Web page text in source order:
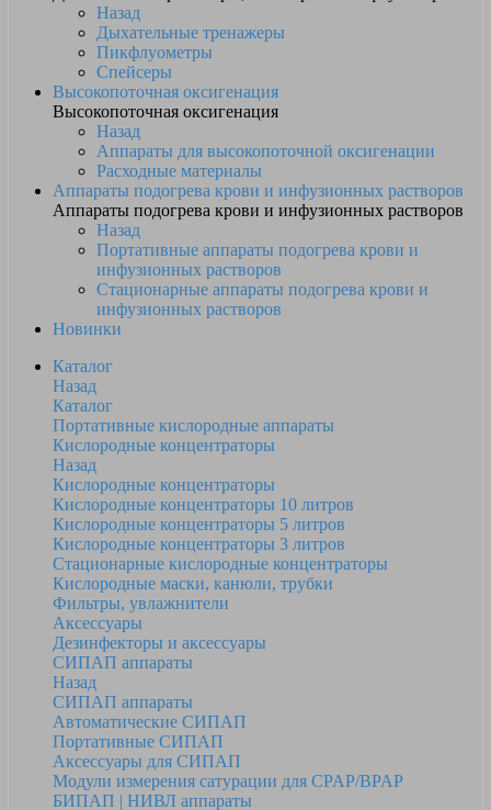
Назад
Дыхательные тренажеры
Пикфлуометры
Спейсеры
Высокопоточная оксигенация
Высокопоточная оксигенация
Назад
Аппараты для высокопоточной оксигенации
Расходные материалы
Аппараты подогрева крови и инфузионных растворов
Аппараты подогрева крови и инфузионных растворов
Назад
Портативные аппараты подогрева крови и
инфузионных растворов
Стационарные аппараты подогрева крови и
инфузионных растворов
Новинки
Каталог
Назад
Каталог
Портативные кислородные аппараты
Кислородные концентраторы
Назад
Кислородные концентраторы
Кислородные концентраторы 10 литров
Кислородные концентраторы 5 литров
Кислородные концентраторы 3 литров
Стационарные кислородные концентраторы
Кислородные маски, канюли, трубки
Фильтры, увлажнители
Аксессуары
Дезинфекторы и аксессуары
СИПАП аппараты
Назад
СИПАП аппараты
Автоматические СИПАП
Портативные СИПАП
Аксессуары для СИПАП
Модули измерения сатурации для CPAP/BPAP
БИПАП | НИВЛ аппараты